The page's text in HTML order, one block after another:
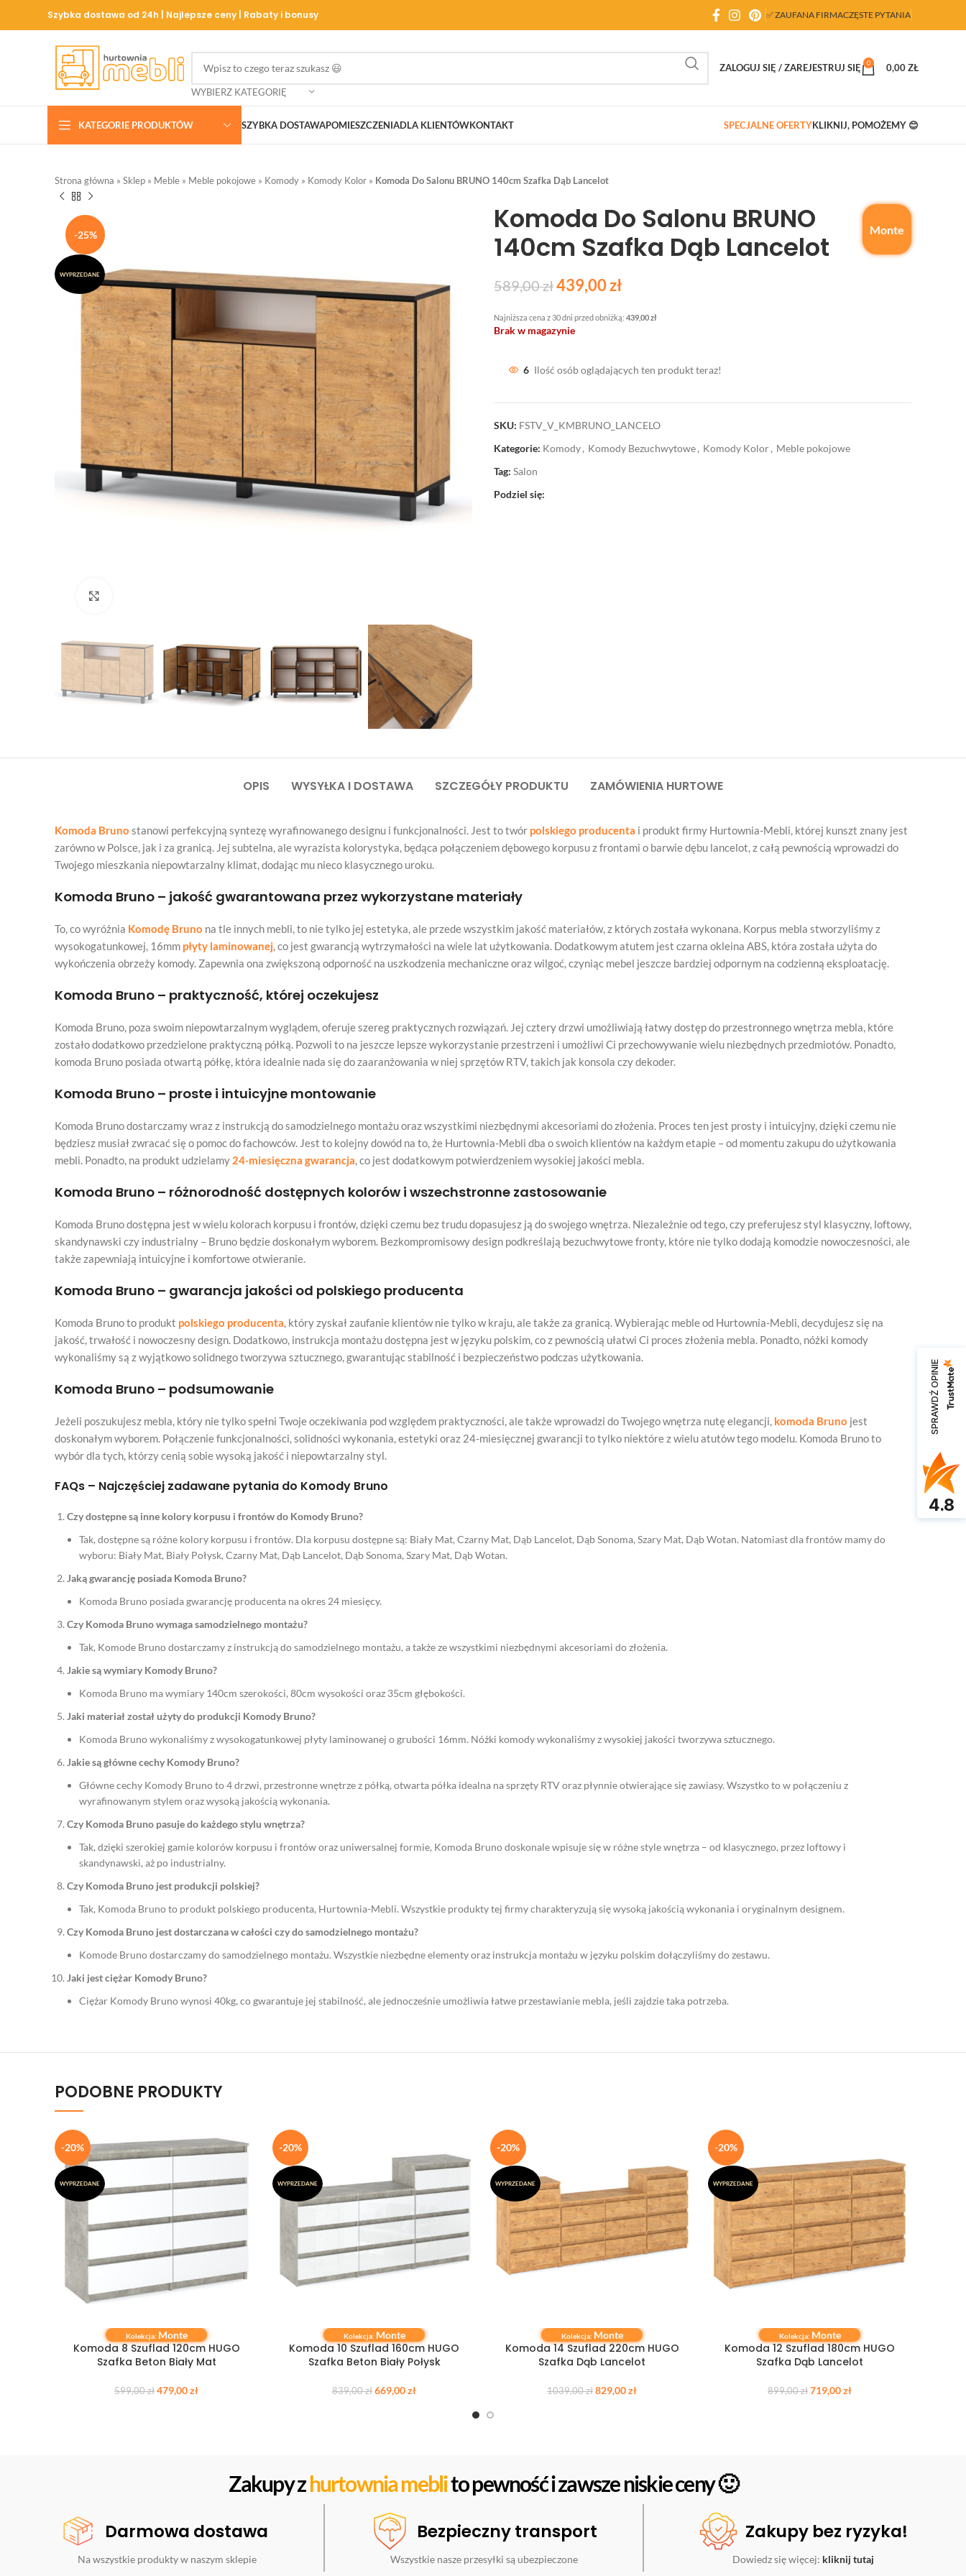
Szybka dostawa od 24h | Najlepsze ceny | Rabaty i bonusy ✅ ZAUFANA FIRMACZĘSTE PYTANIA
WYBIERZ KATEGORIĘ
ZALOGUJ SIĘ / ZAREJESTRUJ SIĘ 0 0,00ZŁ
KATEGORIE PRODUKTÓW SZYBKA DOSTAWAPOMIESZCZENIADLA KLIENTÓWKONTAKT SPECJALNE OFERTYKLIKNIJ, POMOŻEMY 😊
Strona główna » Sklep » Meble » Meble pokojowe » Komody » Komody Kolor » Komoda Do Salonu BRUNO 140cm Szafka Dąb Lancelot
-25%
WYPRZEDANE
Monte
Komoda Do Salonu BRUNO
140cm Szafka Dąb Lancelot
589,00zł439,00zł
Najniższa cena z 30 dni przed obniżką: 439,00zł
Brak w magazynie
6 Ilość osób oglądających ten produkt teraz!
SKU: FSTV_V_KMBRUNO_LANCELO
Kategorie: Komody, Komody Bezuchwytowe, Komody Kolor, Meble pokojowe
Tag: Salon
Podziel się:
OPIS WYSYŁKA I DOSTAWA SZCZEGÓŁY PRODUKTU ZAMÓWIENIA HURTOWE
Komoda Bruno stanowi perfekcyjną syntezę wyrafinowanego designu i funkcjonalności. Jest to twór polskiego producenta i produkt firmy Hurtownia-Mebli, której kunszt znany jest
zarówno w Polsce, jak i za granicą. Jej subtelna, ale wyrazista kolorystyka, będąca połączeniem dębowego korpusu z frontami o barwie dębu lancelot, z całą pewnością wprowadzi do
Twojego mieszkania niepowtarzalny klimat, dodając mu nieco klasycznego uroku.
Komoda Bruno – jakość gwarantowana przez wykorzystane materiały
To, co wyróżnia Komodę Bruno na tle innych mebli, to nie tylko jej estetyka, ale przede wszystkim jakość materiałów, z których została wykonana. Korpus mebla stworzyliśmy z
wysokogatunkowej, 16mm płyty laminowanej, co jest gwarancją wytrzymałości na wiele lat użytkowania. Dodatkowym atutem jest czarna okleina ABS, która została użyta do
wykończenia obrzeży komody. Zapewnia ona zwiększoną odporność na uszkodzenia mechaniczne oraz wilgoć, czyniąc mebel jeszcze bardziej odpornym na codzienną eksploatację.
Komoda Bruno – praktyczność, której oczekujesz
Komoda Bruno, poza swoim niepowtarzalnym wyglądem, oferuje szereg praktycznych rozwiązań. Jej cztery drzwi umożliwiają łatwy dostęp do przestronnego wnętrza mebla, które
zostało dodatkowo przedzielone praktyczną półką. Pozwoli to na jeszcze lepsze wykorzystanie przestrzeni i umożliwi Ci przechowywanie wielu niezbędnych przedmiotów. Ponadto,
komoda Bruno posiada otwartą półkę, która idealnie nada się do zaaranżowania w niej sprzętów RTV, takich jak konsola czy dekoder.
Komoda Bruno – proste i intuicyjne montowanie
Komoda Bruno dostarczamy wraz z instrukcją do samodzielnego montażu oraz wszystkimi niezbędnymi akcesoriami do złożenia. Proces ten jest prosty i intuicyjny, dzięki czemu nie
będziesz musiał zwracać się o pomoc do fachowców. Jest to kolejny dowód na to, że Hurtownia-Mebli dba o swoich klientów na każdym etapie – od momentu zakupu do użytkowania
mebli. Ponadto, na produkt udzielamy 24-miesięczna gwarancja, co jest dodatkowym potwierdzeniem wysokiej jakości mebla.
Komoda Bruno – różnorodność dostępnych kolorów i wszechstronne zastosowanie
Komoda Bruno dostępna jest w wielu kolorach korpusu i frontów, dzięki czemu bez trudu dopasujesz ją do swojego wnętrza. Niezależnie od tego, czy preferujesz styl klasyczny, loftowy,
skandynawski czy industrialny – Bruno będzie doskonałym wyborem. Bezkompromisowy design podkreślają bezuchwytowe fronty, które nie tylko dodają komodzie nowoczesności, ale
także zapewniają intuicyjne i komfortowe otwieranie.
Komoda Bruno – gwarancja jakości od polskiego producenta
Komoda Bruno to produkt polskiego producenta, który zyskał zaufanie klientów nie tylko w kraju, ale także za granicą. Wybierając meble od Hurtownia-Mebli, decydujesz się na
jakość, trwałość i nowoczesny design. Dodatkowo, instrukcja montażu dostępna jest w języku polskim, co z pewnością ułatwi Ci proces złożenia mebla. Ponadto, nóżki komody
wykonaliśmy są z wyjątkowo solidnego tworzywa sztucznego, gwarantując stabilność i bezpieczeństwo podczas użytkowania.
Komoda Bruno – podsumowanie
Jeżeli poszukujesz mebla, który nie tylko spełni Twoje oczekiwania pod względem praktyczności, ale także wprowadzi do Twojego wnętrza nutę elegancji, komoda Bruno jest
doskonałym wyborem. Połączenie funkcjonalności, solidności wykonania, estetyki oraz 24-miesięcznej gwarancji to tylko niektóre z wielu atutów tego modelu. Komoda Bruno to
wybór dla tych, którzy cenią sobie wysoką jakość i niepowtarzalny styl.
FAQs – Najczęściej zadawane pytania do Komody Bruno
Czy dostępne są inne kolory korpusu i frontów do Komody Bruno?
Tak, dostępne są różne kolory korpusu i frontów. Dla korpusu dostępne są: Biały Mat, Czarny Mat, Dąb Lancelot, Dąb Sonoma, Szary Mat, Dąb Wotan. Natomiast dla frontów mamy do
wyboru: Biały Mat, Biały Połysk, Czarny Mat, Dąb Lancelot, Dąb Sonoma, Szary Mat, Dąb Wotan.
Jaką gwarancję posiada Komoda Bruno?
Komoda Bruno posiada gwarancję producenta na okres 24 miesięcy.
Czy Komoda Bruno wymaga samodzielnego montażu?
Tak, Komode Bruno dostarczamy z instrukcją do samodzielnego montażu, a także ze wszystkimi niezbędnymi akcesoriami do złożenia.
Jakie są wymiary Komody Bruno?
Komoda Bruno ma wymiary 140cm szerokości, 80cm wysokości oraz 35cm głębokości.
Jaki materiał został użyty do produkcji Komody Bruno?
Komoda Bruno wykonaliśmy z wysokogatunkowej płyty laminowanej o grubości 16mm. Nóżki komody wykonaliśmy z wysokiej jakości tworzywa sztucznego.
Jakie są główne cechy Komody Bruno?
Główne cechy Komody Bruno to 4 drzwi, przestronne wnętrze z półką, otwarta półka idealna na sprzęty RTV oraz płynnie otwierające się zawiasy. Wszystko to w połączeniu z
wyrafinowanym stylem oraz wysoką jakością wykonania.
Czy Komoda Bruno pasuje do każdego stylu wnętrza?
Tak, dzięki szerokiej gamie kolorów korpusu i frontów oraz uniwersalnej formie, Komoda Bruno doskonale wpisuje się w różne style wnętrza – od klasycznego, przez loftowy i
skandynawski, aż po industrialny.
Czy Komoda Bruno jest produkcji polskiej?
Tak, Komoda Bruno to produkt polskiego producenta, Hurtownia-Mebli. Wszystkie produkty tej firmy charakteryzują się wysoką jakością wykonania i oryginalnym designem.
Czy Komoda Bruno jest dostarczana w całości czy do samodzielnego montażu?
Komode Bruno dostarczamy do samodzielnego montażu. Wszystkie niezbędne elementy oraz instrukcja montażu w języku polskim dołączyliśmy do zestawu.
Jaki jest ciężar Komody Bruno?
Ciężar Komody Bruno wynosi 40kg, co gwarantuje jej stabilność, ale jednocześnie umożliwia łatwe przestawianie mebla, jeśli zajdzie taka potrzeba.
PODOBNE PRODUKTY
-20%
WYPRZEDANE
DOWIEDZ SIĘ WIĘCEJ
Kolekcja: Monte
Komoda 8 Szuflad 120cm HUGO
Szafka Beton Biały Mat
599,00zł 479,00zł
-20%
WYPRZEDANE
DOWIEDZ SIĘ WIĘCEJ
Kolekcja: Monte
Komoda 10 Szuflad 160cm HUGO
Szafka Beton Biały Połysk
839,00zł 669,00zł
-20%
WYPRZEDANE
DOWIEDZ SIĘ WIĘCEJ
Kolekcja: Monte
Komoda 14 Szuflad 220cm HUGO
Szafka Dąb Lancelot
1039,00zł 829,00zł
-20%
WYPRZEDANE
DOWIEDZ SIĘ WIĘCEJ
Kolekcja: Monte
Komoda 12 Szuflad 180cm HUGO
Szafka Dąb Lancelot
899,00zł 719,00zł
Zakupy zhurtownia meblito pewność i zawsze niskie ceny 🙂
Darmowa dostawa
Na wszystkie produkty w naszym sklepie
Bezpieczny transport
Wszystkie nasze przesyłki są ubezpieczone
Zakupy bez ryzyka!
Dowiedz się więcej: kliknij tutaj
SPRAWDŹ OPINIE
4.8